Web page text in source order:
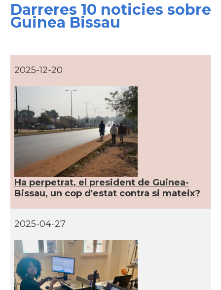
Darreres 10 noticies sobre
Guinea Bissau
2025-12-20
Ha perpetrat, el president de Guinea-
Bissau, un cop d'estat contra si mateix?
2025-04-27